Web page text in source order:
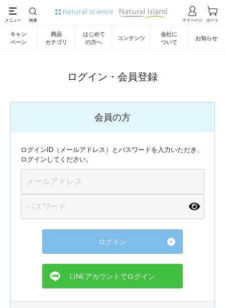
キャン
ペーン
商品
カテゴリ
はじめて
の方へ
コンテンツ
会社に
ついて
お知らせ
ログイン・会員登録
会員の方
ログインID（メールアドレス）とパスワードを入力いただき、
ログインしてください。